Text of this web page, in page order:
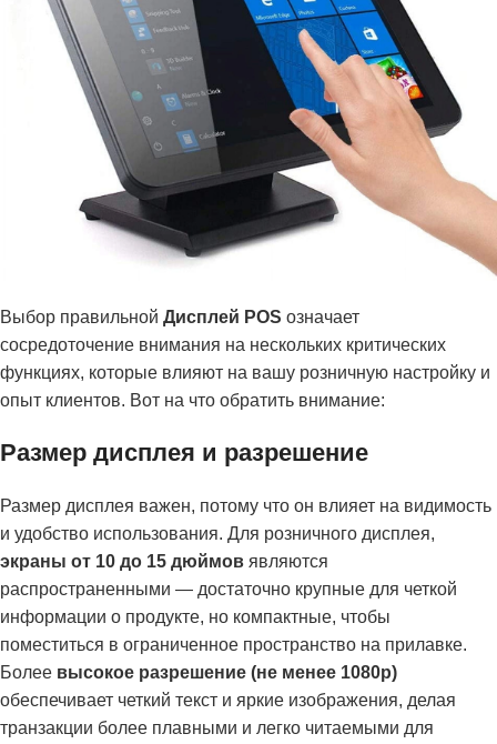
Выбор правильной Дисплей POS означает
сосредоточение внимания на нескольких критических
функциях, которые влияют на вашу розничную настройку и
опыт клиентов. Вот на что обратить внимание:
Размер дисплея и разрешение
Размер дисплея важен, потому что он влияет на видимость
и удобство использования. Для розничного дисплея,
экраны от 10 до 15 дюймов являются
распространенными — достаточно крупные для четкой
информации о продукте, но компактные, чтобы
поместиться в ограниченное пространство на прилавке.
Более высокое разрешение (не менее 1080p)
обеспечивает четкий текст и яркие изображения, делая
транзакции более плавными и легко читаемыми для